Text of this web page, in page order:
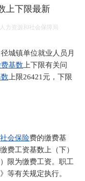
上下限最新
力资源和社会保障局
城镇单位就业人员月
基数 上下限有关问
上限26421元，下限
社会保险费的缴费基
费工资基数上（下）
限为缴费工资。职工
等有关规定执行。